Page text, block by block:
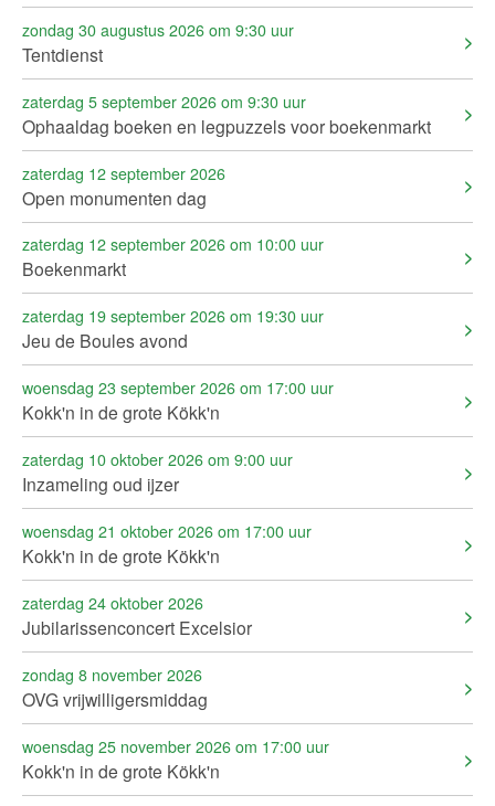
zondag 30 augustus 2026 om 9:30 uur
Tentdienst
zaterdag 5 september 2026 om 9:30 uur
Ophaaldag boeken en legpuzzels voor boekenmarkt
zaterdag 12 september 2026
Open monumenten dag
zaterdag 12 september 2026 om 10:00 uur
Boekenmarkt
zaterdag 19 september 2026 om 19:30 uur
Jeu de Boules avond
woensdag 23 september 2026 om 17:00 uur
Kokk'n in de grote Kökk'n
zaterdag 10 oktober 2026 om 9:00 uur
Inzameling oud ijzer
woensdag 21 oktober 2026 om 17:00 uur
Kokk'n in de grote Kökk'n
zaterdag 24 oktober 2026
Jubilarissenconcert Excelsior
zondag 8 november 2026
OVG vrijwilligersmiddag
woensdag 25 november 2026 om 17:00 uur
Kokk'n in de grote Kökk'n